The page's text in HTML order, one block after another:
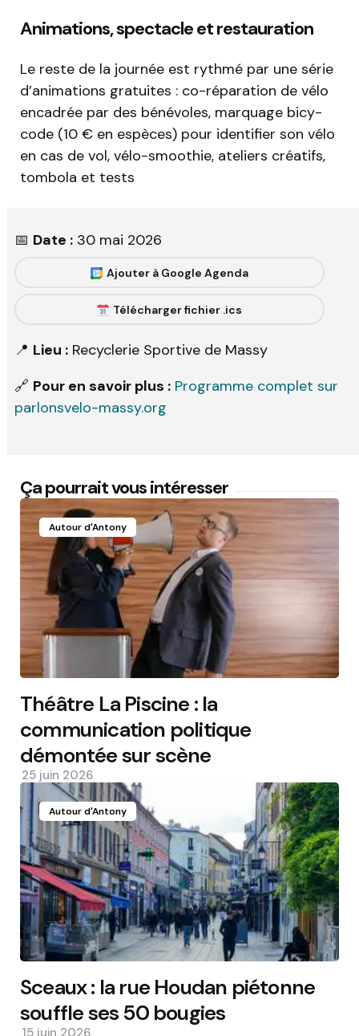
Animations, spectacle et restauration
Le reste de la journée est rythmé par une série
d’animations gratuites : co-réparation de vélo
encadrée par des bénévoles, marquage bicy-
code (10 € en espèces) pour identifier son vélo
en cas de vol, vélo-smoothie, ateliers créatifs,
tombola et tests
📅 Date : 30 mai 2026
Ajouter à Google Agenda
Télécharger fichier .ics
📍 Lieu : Recyclerie Sportive de Massy
🔗 Pour en savoir plus : Programme complet sur
parlonsvelo-massy.org
Ça pourrait vous intéresser
Autour d'Antony
Théâtre La Piscine : la
communication politique
démontée sur scène
25 juin 2026
Autour d'Antony
Sceaux : la rue Houdan piétonne
souffle ses 50 bougies